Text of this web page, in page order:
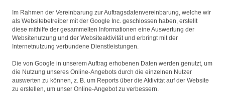
Im Rahmen der Vereinbarung zur Auftragsdatenvereinbarung, welche wir
als Websitebetreiber mit der Google Inc. geschlossen haben, erstellt
diese mithilfe der gesammelten Informationen eine Auswertung der
Websitenutzung und der Websiteaktivität und erbringt mit der
Internetnutzung verbundene Dienstleistungen.
Die von Google in unserem Auftrag erhobenen Daten werden genutzt, um
die Nutzung unseres Online-Angebots durch die einzelnen Nutzer
auswerten zu können, z. B. um Reports über die Aktivität auf der Website
zu erstellen, um unser Online-Angebot zu verbessern.